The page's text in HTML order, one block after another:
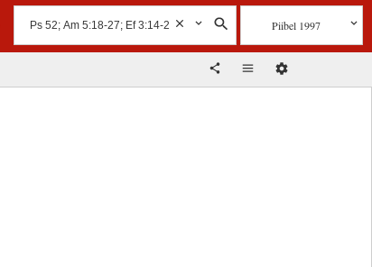
Piibel 1997